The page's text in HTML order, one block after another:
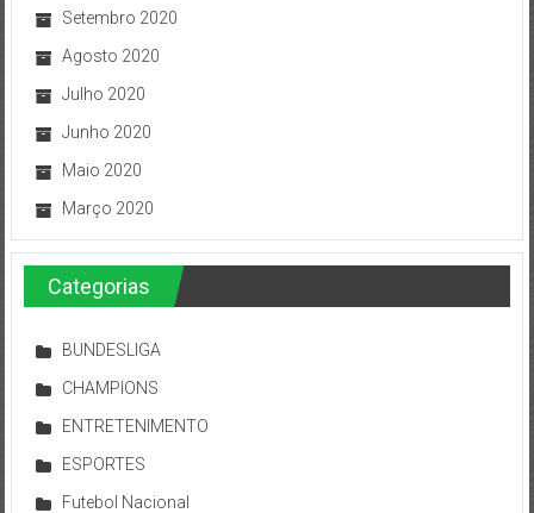
Setembro 2020
Agosto 2020
Julho 2020
Junho 2020
Maio 2020
Março 2020
Categorias
BUNDESLIGA
CHAMPIONS
ENTRETENIMENTO
ESPORTES
Futebol Nacional